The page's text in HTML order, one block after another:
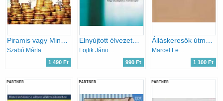
Szabó Márta
1 490 Ft 990 Ft 1 100 Ft
PARTNER PARTNER PARTNER